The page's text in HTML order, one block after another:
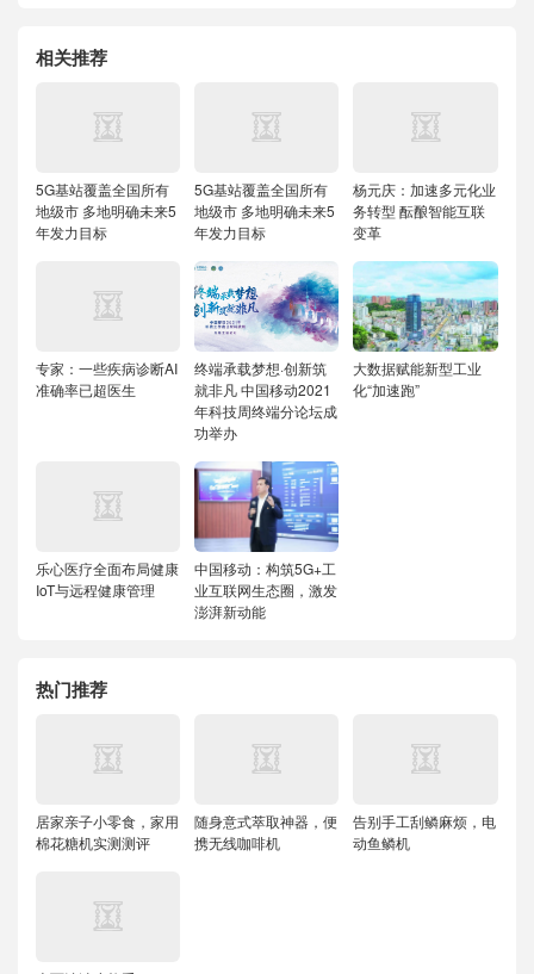
相关推荐
5G基站覆盖全国所有
地级市 多地明确未来5
年发力目标
5G基站覆盖全国所有
地级市 多地明确未来5
年发力目标
杨元庆：加速多元化业
务转型 酝酿智能互联
变革
专家：一些疾病诊断AI
准确率已超医生
终端承载梦想·创新筑
就非凡 中国移动2021
年科技周终端分论坛成
功举办
大数据赋能新型工业
化“加速跑”
乐心医疗全面布局健康
IoT与远程健康管理
中国移动：构筑5G+工
业互联网生态圈，激发
澎湃新动能
热门推荐
居家亲子小零食，家用
棉花糖机实测测评
随身意式萃取神器，便
携无线咖啡机
告别手工刮鳞麻烦，电
动鱼鳞机